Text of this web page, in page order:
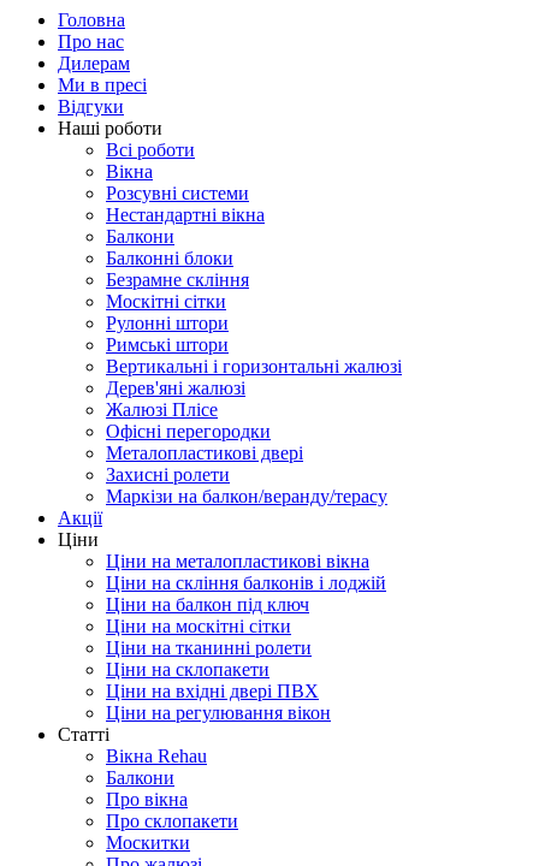
Головна
Про нас
Дилерам
Ми в пресі
Відгуки
Наші роботи
Всі роботи
Вікна
Розсувні системи
Нестандартні вікна
Балкони
Балконні блоки
Безрамне скління
Москітні сітки
Рулонні штори
Римські штори
Вертикальні і горизонтальні жалюзі
Дерев'яні жалюзі
Жалюзі Плісе
Офісні перегородки
Металопластикові двері
Захисні ролети
Маркізи на балкон/веранду/терасу
Акції
Ціни
Ціни на металопластикові вікна
Ціни на скління балконів і лоджій
Ціни на балкон під ключ
Ціни на москітні сітки
Ціни на тканинні ролети
Ціни на склопакети
Ціни на вхідні двері ПВХ
Ціни на регулювання вікон
Cтатті
Вікна Rehau
Балкони
Про вікна
Про склопакети
Москитки